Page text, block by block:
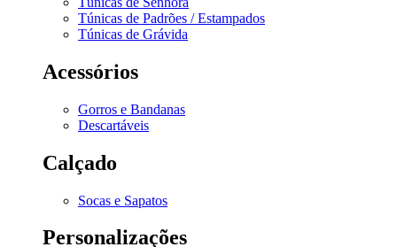
Túnicas de Padrões / Estampados
Túnicas de Grávida
Acessórios
Gorros e Bandanas
Descartáveis
Calçado
Socas e Sapatos
Personalizações